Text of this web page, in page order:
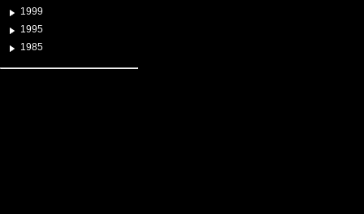
1999
1995
1985